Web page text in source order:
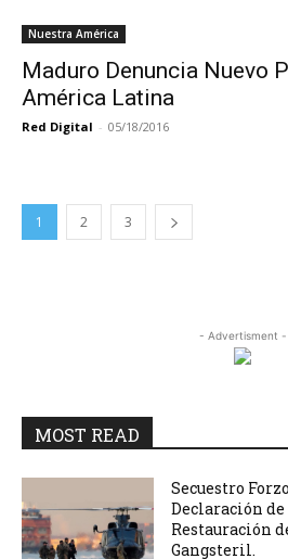
Nuestra América
Maduro Denuncia Nuevo
América Latina
Red Digital - 05/18/2016
1 2 3
- Advertisment -
MOST READ
Secuestro
Declaración
Restauración
Gangsteril.